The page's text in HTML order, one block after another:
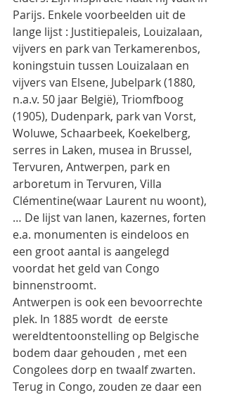
Parijs. Enkele voorbeelden uit de
lange lijst : Justitiepaleis, Louizalaan,
vijvers en park van Terkamerenbos,
koningstuin tussen Louizalaan en
vijvers van Elsene, Jubelpark (1880,
n.a.v. 50 jaar België), Triomfboog
(1905), Dudenpark, park van Vorst,
Woluwe, Schaarbeek, Koekelberg,
serres in Laken, musea in Brussel,
Tervuren, Antwerpen, park en
arboretum in Tervuren, Villa
Clémentine(waar Laurent nu woont),
… De lijst van lanen, kazernes, forten
e.a. monumenten is eindeloos en
een groot aantal is aangelegd
voordat het geld van Congo
binnenstroomt.
Antwerpen is ook een bevoorrechte
plek. In 1885 wordt  de eerste
wereldtentoonstelling op Belgische
bodem daar gehouden , met een
Congolees dorp en twaalf zwarten.
Terug in Congo, zouden ze daar een